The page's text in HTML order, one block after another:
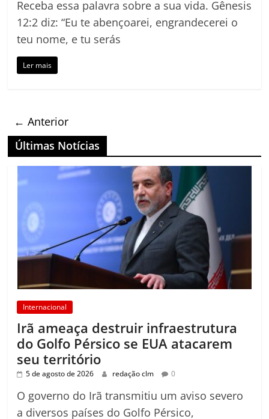
Receba essa palavra sobre a sua vida. Gênesis
12:2 diz: “Eu te abençoarei, engrandecerei o
teu nome, e tu serás
Ler mais
← Anterior
Últimas Notícias
Internacional
Irã ameaça destruir infraestrutura
do Golfo Pérsico se EUA atacarem
seu território
5 de agosto de 2026 redação clm 0
O governo do Irã transmitiu um aviso severo
a diversos países do Golfo Pérsico,